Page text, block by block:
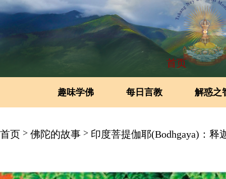
首页
趣味学佛 每日言教 解惑之
首页 > 佛陀的故事 > 印度菩提伽耶(Bodhgaya)：释